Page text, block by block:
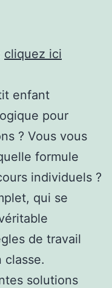
cliquez ici
enfant
pour
? Vous vous
formule
individuels ?
qui se
de travail
classe.
solutions